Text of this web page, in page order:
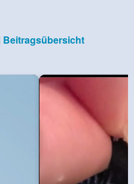
Beitragsübersicht